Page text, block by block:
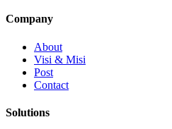
Company
About
Visi & Misi
Post
Contact
Solutions